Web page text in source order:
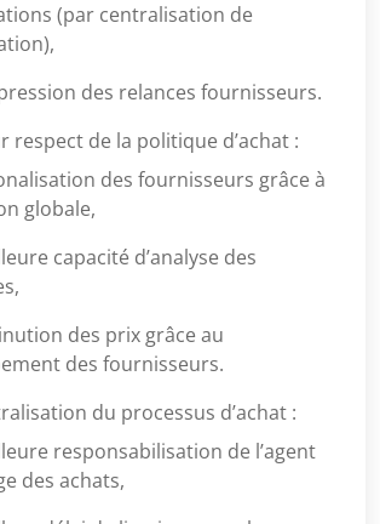
(par centralisation de
des relances fournisseurs.
de la politique d’achat :
des fournisseurs grâce à
globale,
capacité d’analyse des
des prix grâce au
des fournisseurs.
du processus d’achat :
responsabilisation de l’agent
des achats,